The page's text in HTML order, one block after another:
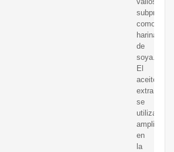
como
harina
de
soya.
El
aceite
extraído
se
utiliza
en
la